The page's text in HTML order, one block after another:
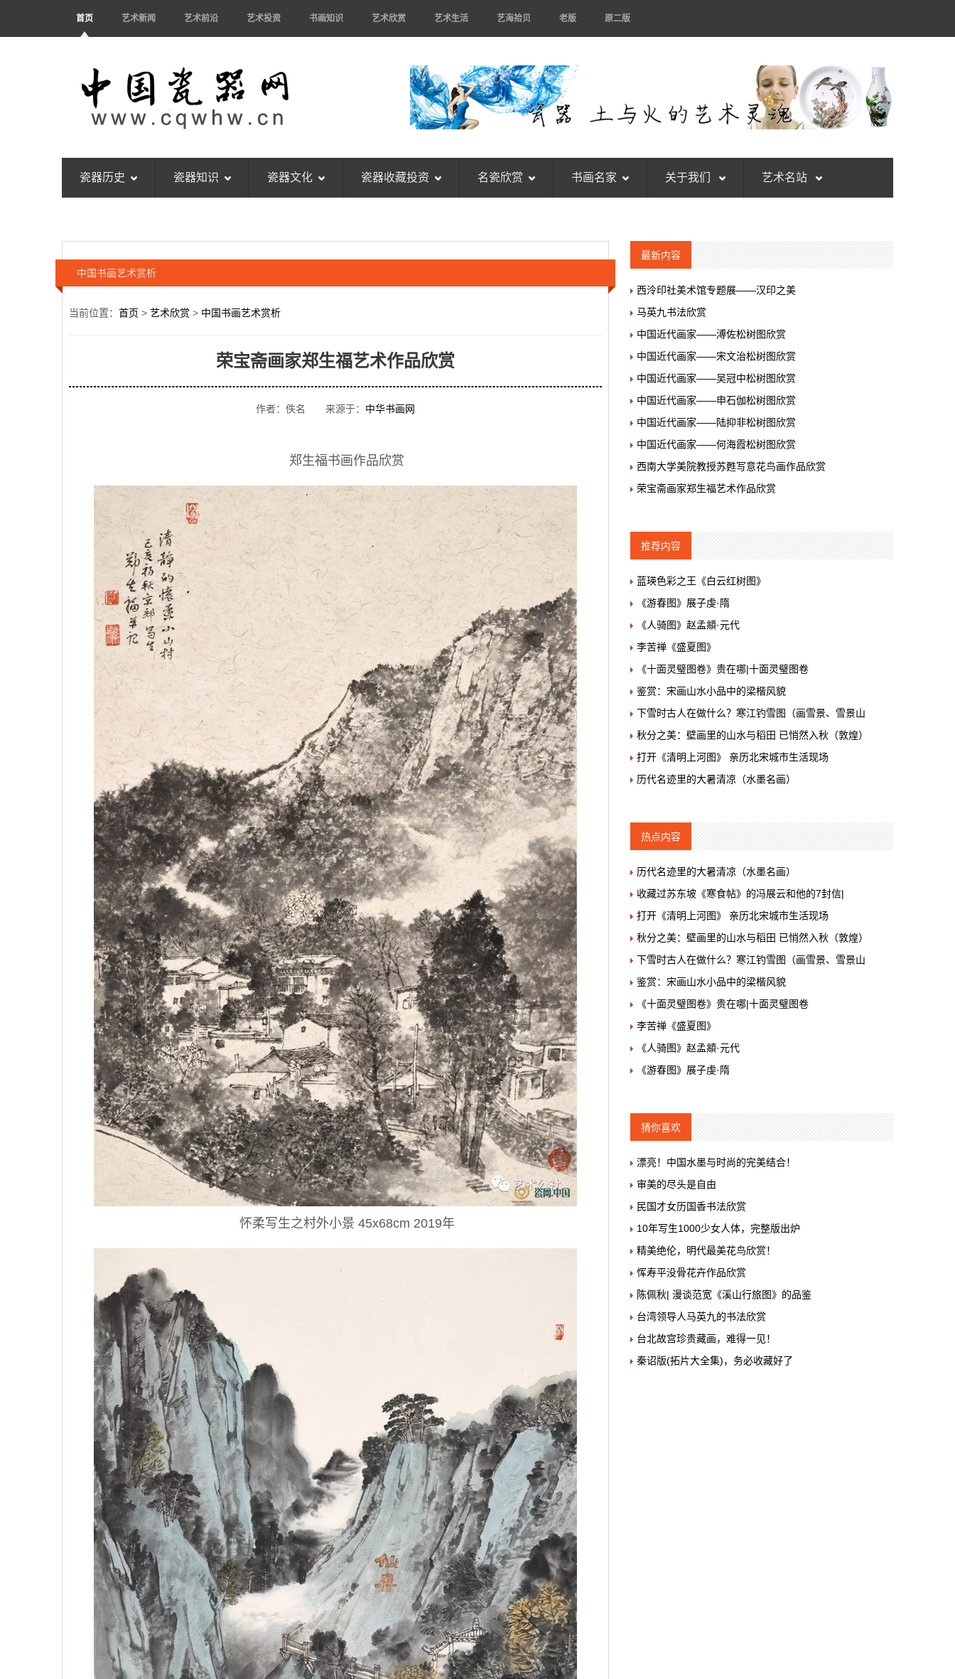
首页 艺术新闻 艺术前沿 艺术投资 书画知识 艺术欣赏 艺术生活 艺海拾贝 老版 原二版
瓷器历史 瓷器知识 瓷器文化 瓷器收藏投资 名瓷欣赏 书画名家 关于我们 艺术名站
中国书画艺术赏析
当前位置： 首页 > 艺术欣赏 > 中国书画艺术赏析
荣宝斋画家郑生福艺术作品欣赏
作者：佚名 来源于： 中华书画网
郑生福书画作品欣赏
怀柔写生之村外小景 45x68cm 2019年
最新内容
西泠印社美术馆专题展——汉印之美
马英九书法欣赏
中国近代画家——溥佐松树图欣赏
中国近代画家——宋文治松树图欣赏
中国近代画家——吴冠中松树图欣赏
中国近代画家——申石伽松树图欣赏
中国近代画家——陆抑非松树图欣赏
中国近代画家——何海霞松树图欣赏
西南大学美院教授苏甦写意花鸟画作品欣赏
荣宝斋画家郑生福艺术作品欣赏
推荐内容
蓝瑛色彩之王《白云红树图》
《游春图》展子虔·隋
《人骑图》赵孟頫·元代
李苦禅《盛夏图》
《十面灵璧图卷》贵在哪|十面灵璧图卷
鉴赏：宋画山水小品中的梁楷风貌
下雪时古人在做什么？寒江钓雪图（画雪景、雪景山
秋分之美：壁画里的山水与稻田 已悄然入秋（敦煌）
打开《清明上河图》 亲历北宋城市生活现场
历代名迹里的大暑清凉（水墨名画）
热点内容
历代名迹里的大暑清凉（水墨名画）
收藏过苏东坡《寒食帖》的冯展云和他的7封信|
打开《清明上河图》 亲历北宋城市生活现场
秋分之美：壁画里的山水与稻田 已悄然入秋（敦煌）
下雪时古人在做什么？寒江钓雪图（画雪景、雪景山
鉴赏：宋画山水小品中的梁楷风貌
《十面灵璧图卷》贵在哪|十面灵璧图卷
李苦禅《盛夏图》
《人骑图》赵孟頫·元代
《游春图》展子虔·隋
猜你喜欢
漂亮！中国水墨与时尚的完美结合！
审美的尽头是自由
民国才女历国香书法欣赏
10年写生1000少女人体，完整版出炉
精美绝伦，明代最美花鸟欣赏！
恽寿平没骨花卉作品欣赏
陈佩秋| 漫谈范宽《溪山行旅图》的品鉴
台湾领导人马英九的书法欣赏
台北故宫珍贵藏画，难得一见！
秦诏版(拓片大全集)，务必收藏好了